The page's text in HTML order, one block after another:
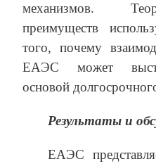
механизмов.
преимуществ
того, почему
ЕАЭС может
основой
Результаты и
ЕАЭС